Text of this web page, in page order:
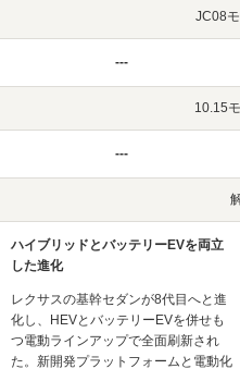
JC08
---
10.15
---
ハイブリッドとバッテリーEVを両立
した進化
レクサスの基幹セダンが8代目へと進
化し、HEVとバッテリーEVを併せも
つ電動ラインアップで全面刷新され
た。新開発プラットフォームと電動化